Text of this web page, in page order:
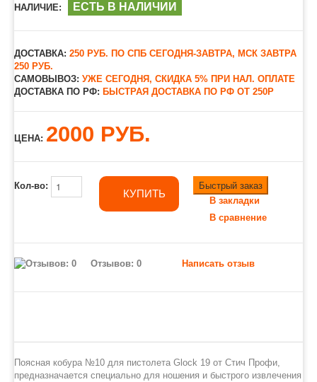
НАЛИЧИЕ:
ЕСТЬ В НАЛИЧИИ
ДОСТАВКА: 250 РУБ. ПО СПБ СЕГОДНЯ-ЗАВТРА, МСК ЗАВТРА
250 РУБ.
САМОВЫВОЗ: УЖЕ СЕГОДНЯ, СКИДКА 5% ПРИ НАЛ. ОПЛАТЕ
ДОСТАВКА ПО РФ: БЫСТРАЯ ДОСТАВКА ПО РФ ОТ 250Р
ЦЕНА: 2000 РУБ.
Кол-во:
КУПИТЬ
Быстрый заказ
В закладки
В сравнение
Отзывов: 0 Написать отзыв
Поясная кобура №10 для пистолета Glock 19 от Стич Профи,
предназначается специально для ношения и быстрого извлечения